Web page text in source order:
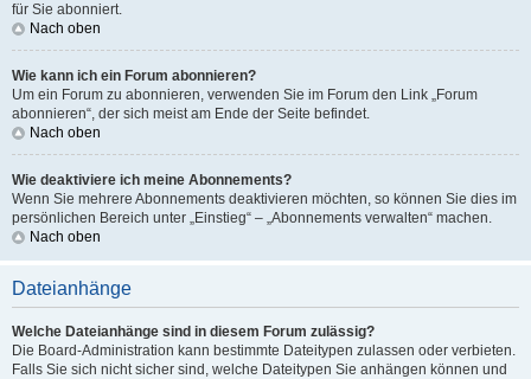
für Sie abonniert.
Nach oben
Wie kann ich ein Forum abonnieren?
Um ein Forum zu abonnieren, verwenden Sie im Forum den Link „Forum
abonnieren“, der sich meist am Ende der Seite befindet.
Nach oben
Wie deaktiviere ich meine Abonnements?
Wenn Sie mehrere Abonnements deaktivieren möchten, so können Sie dies im
persönlichen Bereich unter „Einstieg“ – „Abonnements verwalten“ machen.
Nach oben
Dateianhänge
Welche Dateianhänge sind in diesem Forum zulässig?
Die Board-Administration kann bestimmte Dateitypen zulassen oder verbieten.
Falls Sie sich nicht sicher sind, welche Dateitypen Sie anhängen können und